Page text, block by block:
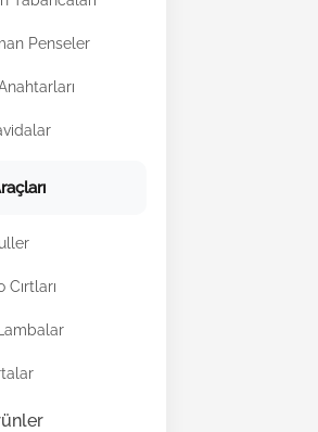
Penseler
Cırtları